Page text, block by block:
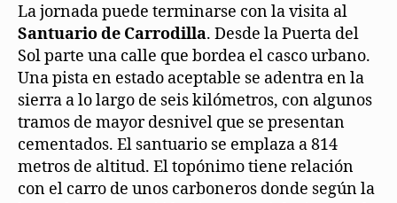
La jornada puede terminarse con la visita al
Santuario de Carrodilla. Desde la Puerta del
Sol parte una calle que bordea el casco urbano.
Una pista en estado aceptable se adentra en la
sierra a lo largo de seis kilómetros, con algunos
tramos de mayor desnivel que se presentan
cementados. El santuario se emplaza a 814
metros de altitud. El topónimo tiene relación
con el carro de unos carboneros donde según la